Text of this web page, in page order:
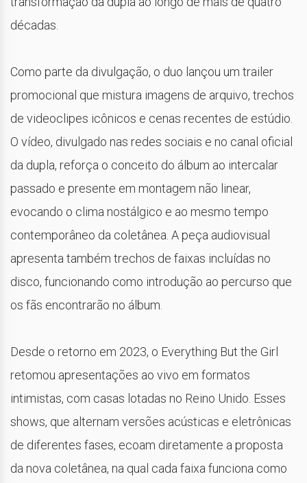
décadas.
Como parte da divulgação, o duo lançou um trailer
promocional que mistura imagens de arquivo, trechos
de videoclipes icônicos e cenas recentes de estúdio.
O vídeo, divulgado nas redes sociais e no canal oficial
da dupla, reforça o conceito do álbum ao intercalar
passado e presente em montagem não linear,
evocando o clima nostálgico e ao mesmo tempo
contemporâneo da coletânea. A peça audiovisual
apresenta também trechos de faixas incluídas no
disco, funcionando como introdução ao percurso que
os fãs encontrarão no álbum.
Desde o retorno em 2023, o Everything But the Girl
retomou apresentações ao vivo em formatos
intimistas, com casas lotadas no Reino Unido. Esses
shows, que alternam versões acústicas e eletrônicas
de diferentes fases, ecoam diretamente a proposta
da nova coletânea, na qual cada faixa funciona como